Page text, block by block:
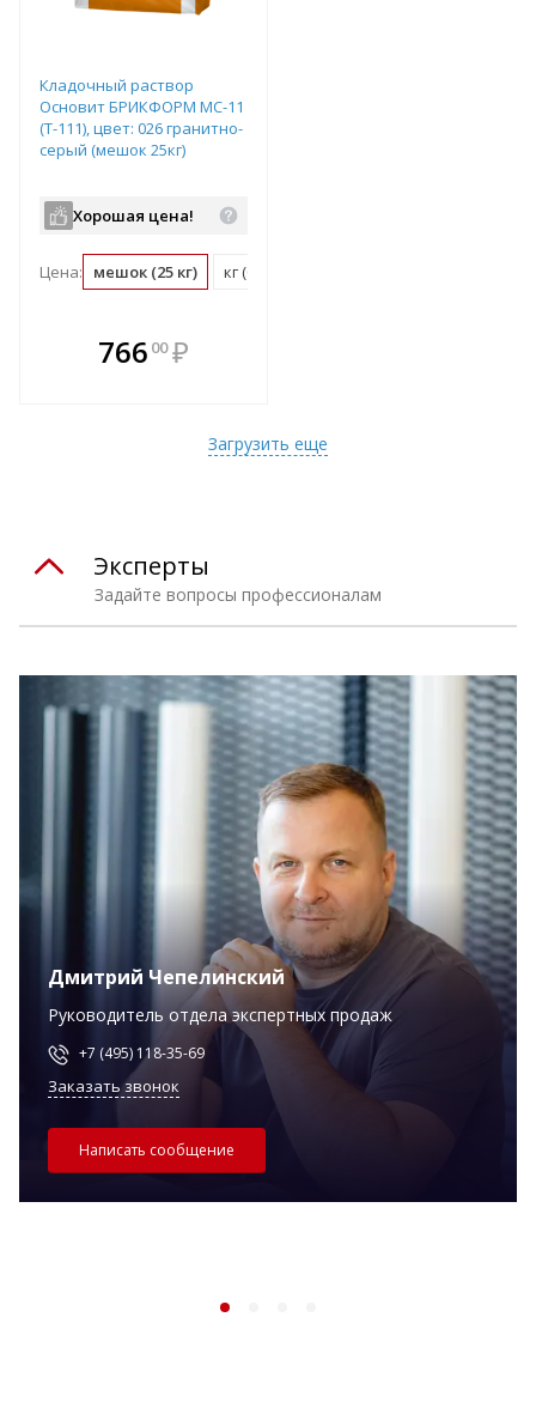
Кладочный раствор
Основит БРИКФОРМ МС-11
(Т-111), цвет: 026 гранитно-
серый (мешок 25кг)
Хорошая цена!
Цена: мешок (25 кг) кг (0.04 мешок)
766 00 ₽
Загрузить еще
Задайте вопросы профессионалам
Эксперты
Дмитрий Чепелинский
Руководитель отдела экспертных продаж
+7 (495) 118-35-69
Заказать звонок
Написать сообщение